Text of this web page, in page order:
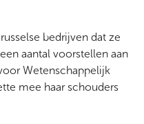
bedrijven dat ze
aantal voorstellen aan
Wetenschappelijk
mee haar schouders